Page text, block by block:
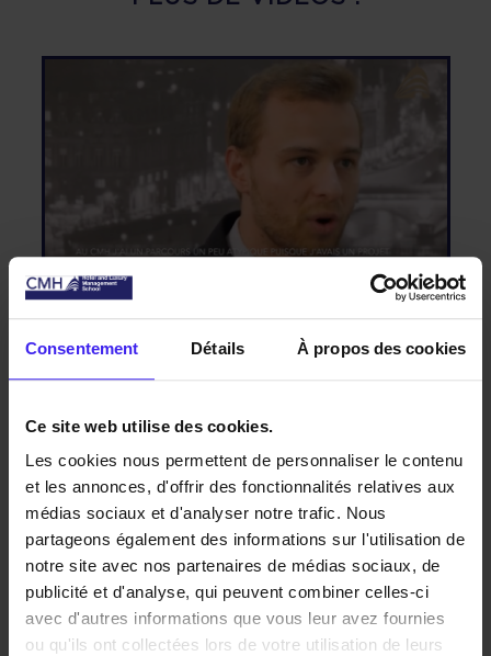
Consentement Détails À propos des cookies
Ce site web utilise des cookies.
Les cookies nous permettent de personnaliser le contenu
et les annonces, d'offrir des fonctionnalités relatives aux
médias sociaux et d'analyser notre trafic. Nous
partageons également des informations sur l'utilisation de
notre site avec nos partenaires de médias sociaux, de
publicité et d'analyse, qui peuvent combiner celles-ci
avec d'autres informations que vous leur avez fournies
ou qu'ils ont collectées lors de votre utilisation de leurs
LOUIS VILLEROY DE GALHAU
Louis Villeroy de Galhau aujourd'hui
<< Retour CMH-TV